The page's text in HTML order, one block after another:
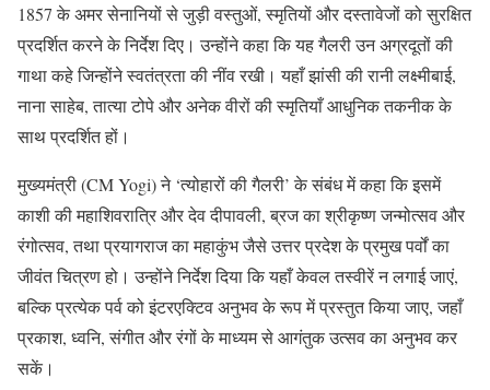
1857 के अमर सेनानियों से जुड़ी वस्तुओं, स्मृतियों और दस्तावेजों को सुरक्षित
प्रदर्शित करने के निर्देश दिए। उन्होंने कहा कि यह गैलरी उन अग्रदूतों की
गाथा कहे जिन्होंने स्वतंत्रता की नींव रखी। यहाँ झांसी की रानी लक्ष्मीबाई,
नाना साहेब, तात्या टोपे और अनेक वीरों की स्मृतियाँ आधुनिक तकनीक के
साथ प्रदर्शित हों।
मुख्यमंत्री (CM Yogi) ने ‘त्योहारों की गैलरी’ के संबंध में कहा कि इसमें
काशी की महाशिवरात्रि और देव दीपावली, ब्रज का श्रीकृष्ण जन्मोत्सव और
रंगोत्सव, तथा प्रयागराज का महाकुंभ जैसे उत्तर प्रदेश के प्रमुख पर्वों का
जीवंत चित्रण हो। उन्होंने निर्देश दिया कि यहाँ केवल तस्वीरें न लगाई जाएं,
बल्कि प्रत्येक पर्व को इंटरएक्टिव अनुभव के रूप में प्रस्तुत किया जाए, जहाँ
प्रकाश, ध्वनि, संगीत और रंगों के माध्यम से आगंतुक उत्सव का अनुभव कर
सकें।